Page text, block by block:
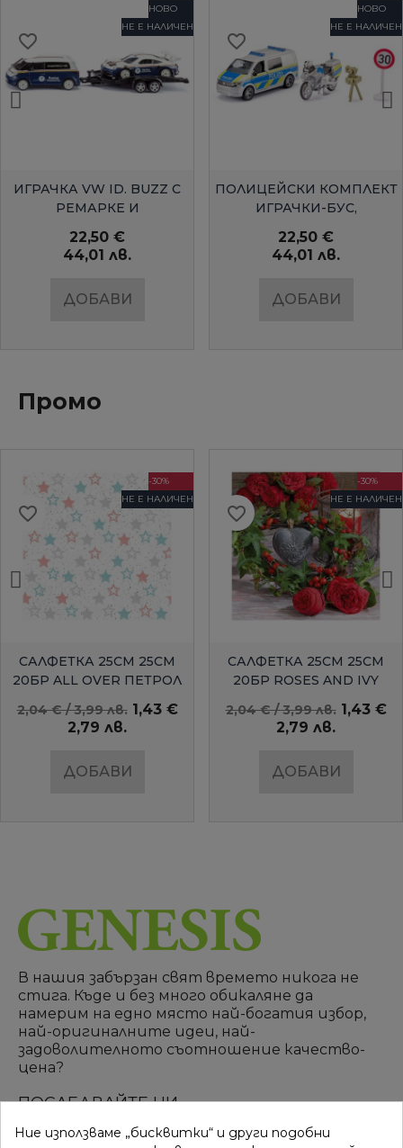
БЪРЗ ПРЕГЛЕД
НОВО
НЕ Е НАЛИЧЕН
ИГРАЧКА VW ID. BUZZ С
РЕМАРКЕ И
АВТОМОБИЛ...
22,50 €
44,01 лв.
ДОБАВИ
favorite_border
БЪРЗ ПРЕГЛЕД
НОВО
НЕ Е НАЛИЧЕН
ПОЛИЦЕЙСКИ КОМПЛЕКТ
ИГРАЧКИ-БУС,
С...
22,50 €
44,01 лв.
ДОБАВИ
favorite_border
Промо
БЪРЗ ПРЕГЛЕД
-30%
НЕ Е НАЛИЧЕН
САЛФЕТКА 25СМ 25СМ
20БР ALL OVER ПЕТРОЛ
2,04 € / 3,99 лв. 1,43 €
2,79 лв.
ДОБАВИ
favorite_border
БЪРЗ ПРЕГЛЕД
-30%
НЕ Е НАЛИЧЕН
САЛФЕТКА 25СМ 25СМ
20БР ROSES AND IVY
AMBIENTE
2,04 € / 3,99 лв. 1,43 €
2,79 лв.
ДОБАВИ
favorite_border
В нашия забързан свят времето никога не
стига. Къде и без много обикаляне да
намерим на едно място най-богатия избор,
най-оригиналните идеи, най-
задоволителното съотношение качество-
цена?
ПОСЛЕДВАЙТЕ НИ
Ние използваме „бисквитки“ и други подобни